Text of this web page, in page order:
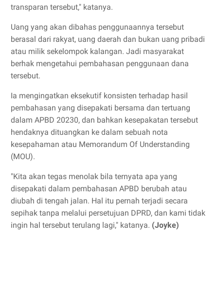
transparan tersebut," katanya.
Uang yang akan dibahas penggunaannya tersebut
berasal dari rakyat, uang daerah dan bukan uang pribadi
atau milik sekelompok kalangan. Jadi masyarakat
berhak mengetahui pembahasan penggunaan dana
tersebut.
Ia mengingatkan eksekutif konsisten terhadap hasil
pembahasan yang disepakati bersama dan tertuang
dalam APBD 20230, dan bahkan kesepakatan tersebut
hendaknya dituangkan ke dalam sebuah nota
kesepahaman atau Memorandum Of Understanding
(MOU).
"Kita akan tegas menolak bila ternyata apa yang
disepakati dalam pembahasan APBD berubah atau
diubah di tengah jalan. Hal itu pernah terjadi secara
sepihak tanpa melalui persetujuan DPRD, dan kami tidak
ingin hal tersebut terulang lagi," katanya. (Joyke)